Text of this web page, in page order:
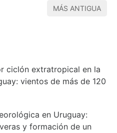
MÁS ANTIGUA
ciclón extratropical en la
vientos de más de 120
en Uruguay:
y formación de un